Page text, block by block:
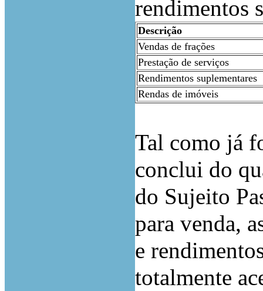
rendimentos
Descrição
Vendas de frações
Prestação de serviços
Rendimentos suplementares
Rendas de imóveis
Tal como já
conclui do
do Sujeito
para venda,
e
totalmente